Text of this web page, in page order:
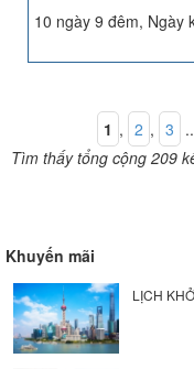
10 ngày 9 đêm, Ngày
1 , 2 , 3
Tìm thấy tổng cộng 209
Khuyến mãi
LỊCH